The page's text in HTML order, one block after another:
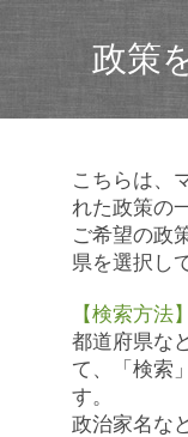
政策
こちらは、
れた政策の
ご希望の政
県を選択し
【検索方法】
都道府県な
て、「検索
す。
政治家名な